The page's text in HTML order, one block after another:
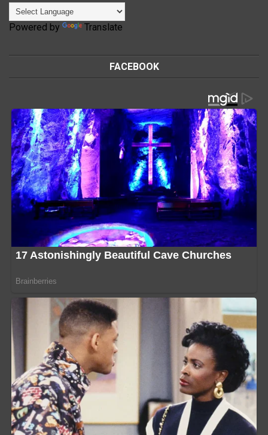
Powered by Translate
FACEBOOK